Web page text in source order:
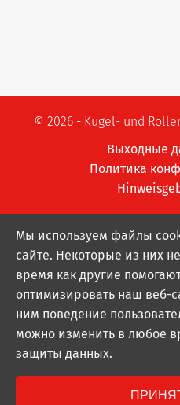
© 2026 - Kugel- und
Выходные
Политика
Мы используем файлы
сайте. Некоторые из них
время как другие
оптимизировать наш веб-
ним поведение
можно изменить в любое
защиты данных.